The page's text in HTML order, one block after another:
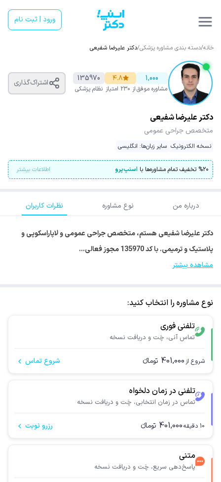
ورود | ثبت نام
خانه/دسته بندی مشاوره پزشکی/دکتر علیرضا شفیعی
1,000
مشاوره موفق
۴.۸
از ۲۳۰ امتیاز
135970
نظام پزشکی
اشتراک‌گذاری
دکتر علیرضا شفیعی
متخصص جراحی عمومی
نسخه الکترونیک سایر زبان‌ها: انگلیسی
%۲۰ تخفیف تمام مشاوره‌ها با اسنپ‌پرو اطلاعات بیشتر
درباره من نوع مشاوره نظرات کاربران
دکتر علیرضا شفیعی هستم، متخصص جراحی عمومی و لاپاراسکوپی و
پلاستیک و ترمیمی. با کد 135970 مجوز فعالی…
مشاهده بیشتر
نوع مشاوره را انتخاب کنید:
تلفنی فوری
تماس آنی، چَت و دریافت نسخه
شروع از 401,000 تومانء شروع تماس
تلفنی در زمان دلخواه
تماس در زمان انتخابی، چَت و دریافت نسخه
10 دقیقه401,000 تومانء رزرو نوبت
متنی
پاسخ‌دهی سریع، چَت و دریافت نسخه